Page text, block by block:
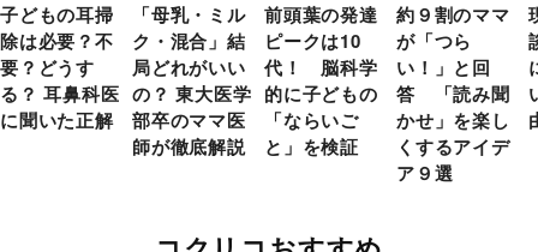
子どもの耳掃
除は必要？不
要？どうす
る？ 耳鼻科医
に聞いた正解
「母乳・ミル
ク・混合」結
局どれがいい
の？ 東大医学
部卒のママ医
師が徹底解説
前頭葉の発達
ピークは10
代！ 脳科学
的に子どもの
「ならいご
と」を検証
約９割のママ
が「つら
い！」と回
答 「読み聞
かせ」を楽し
くするアイデ
ア９選